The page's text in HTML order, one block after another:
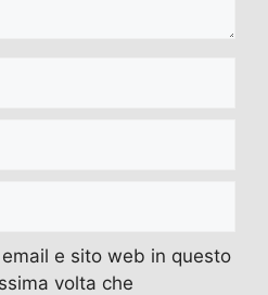
e sito web in questo
volta che